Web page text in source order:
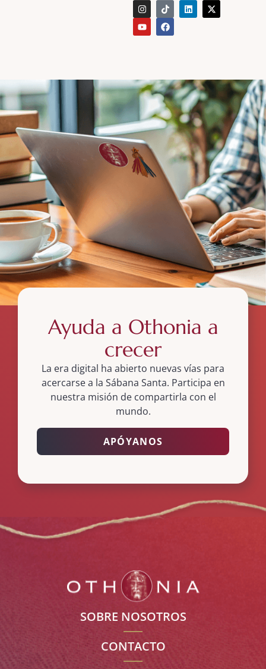
Ayuda a Othonia a
crecer
La era digital ha abierto nuevas vías para
acercarse a la Sábana Santa. Participa en
nuestra misión de compartirla con el
mundo.
APÓYANOS
SOBRE NOSOTROS
CONTACTO